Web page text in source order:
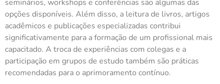
seminários, workshops e conferências são algumas das
opções disponíveis. Além disso, a leitura de livros, artigos
acadêmicos e publicações especializadas contribui
significativamente para a formação de um profissional mais
capacitado. A troca de experiências com colegas e a
participação em grupos de estudo também são práticas
recomendadas para o aprimoramento contínuo.